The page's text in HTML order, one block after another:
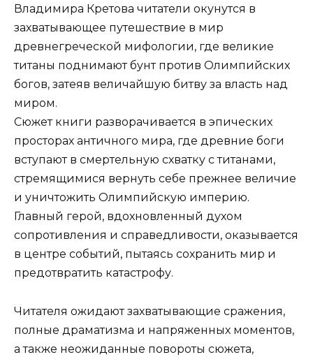
Владимира Кретова читатели окунутся в
захватывающее путешествие в мир
древнегреческой мифологии, где великие
титаны поднимают бунт против Олимпийских
богов, затеяв величайшую битву за власть над
миром.
Сюжет книги разворачивается в эпических
просторах античного мира, где древние боги
вступают в смертельную схватку с титанами,
стремящимися вернуть себе прежнее величие
и уничтожить Олимпийскую империю.
Главный герой, вдохновленный духом
сопротивления и справедливости, оказывается
в центре событий, пытаясь сохранить мир и
предотвратить катастрофу.
Читателя ожидают захватывающие сражения,
полные драматизма и напряженных моментов,
а также неожиданные повороты сюжета,